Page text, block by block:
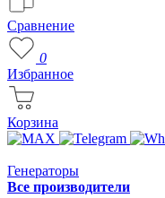
Сравнение
0
Избранное
Корзина
Генераторы
Все производители